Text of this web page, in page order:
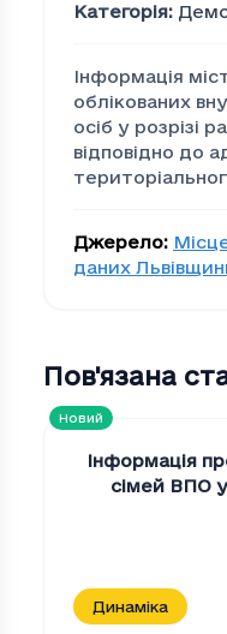
Категорія:
Інформація
облікованих
осіб у розрізі
відповідно до
Джерело:
даних
Пов'язана
Новий
Інформація
сімей ВПО у
Динаміка